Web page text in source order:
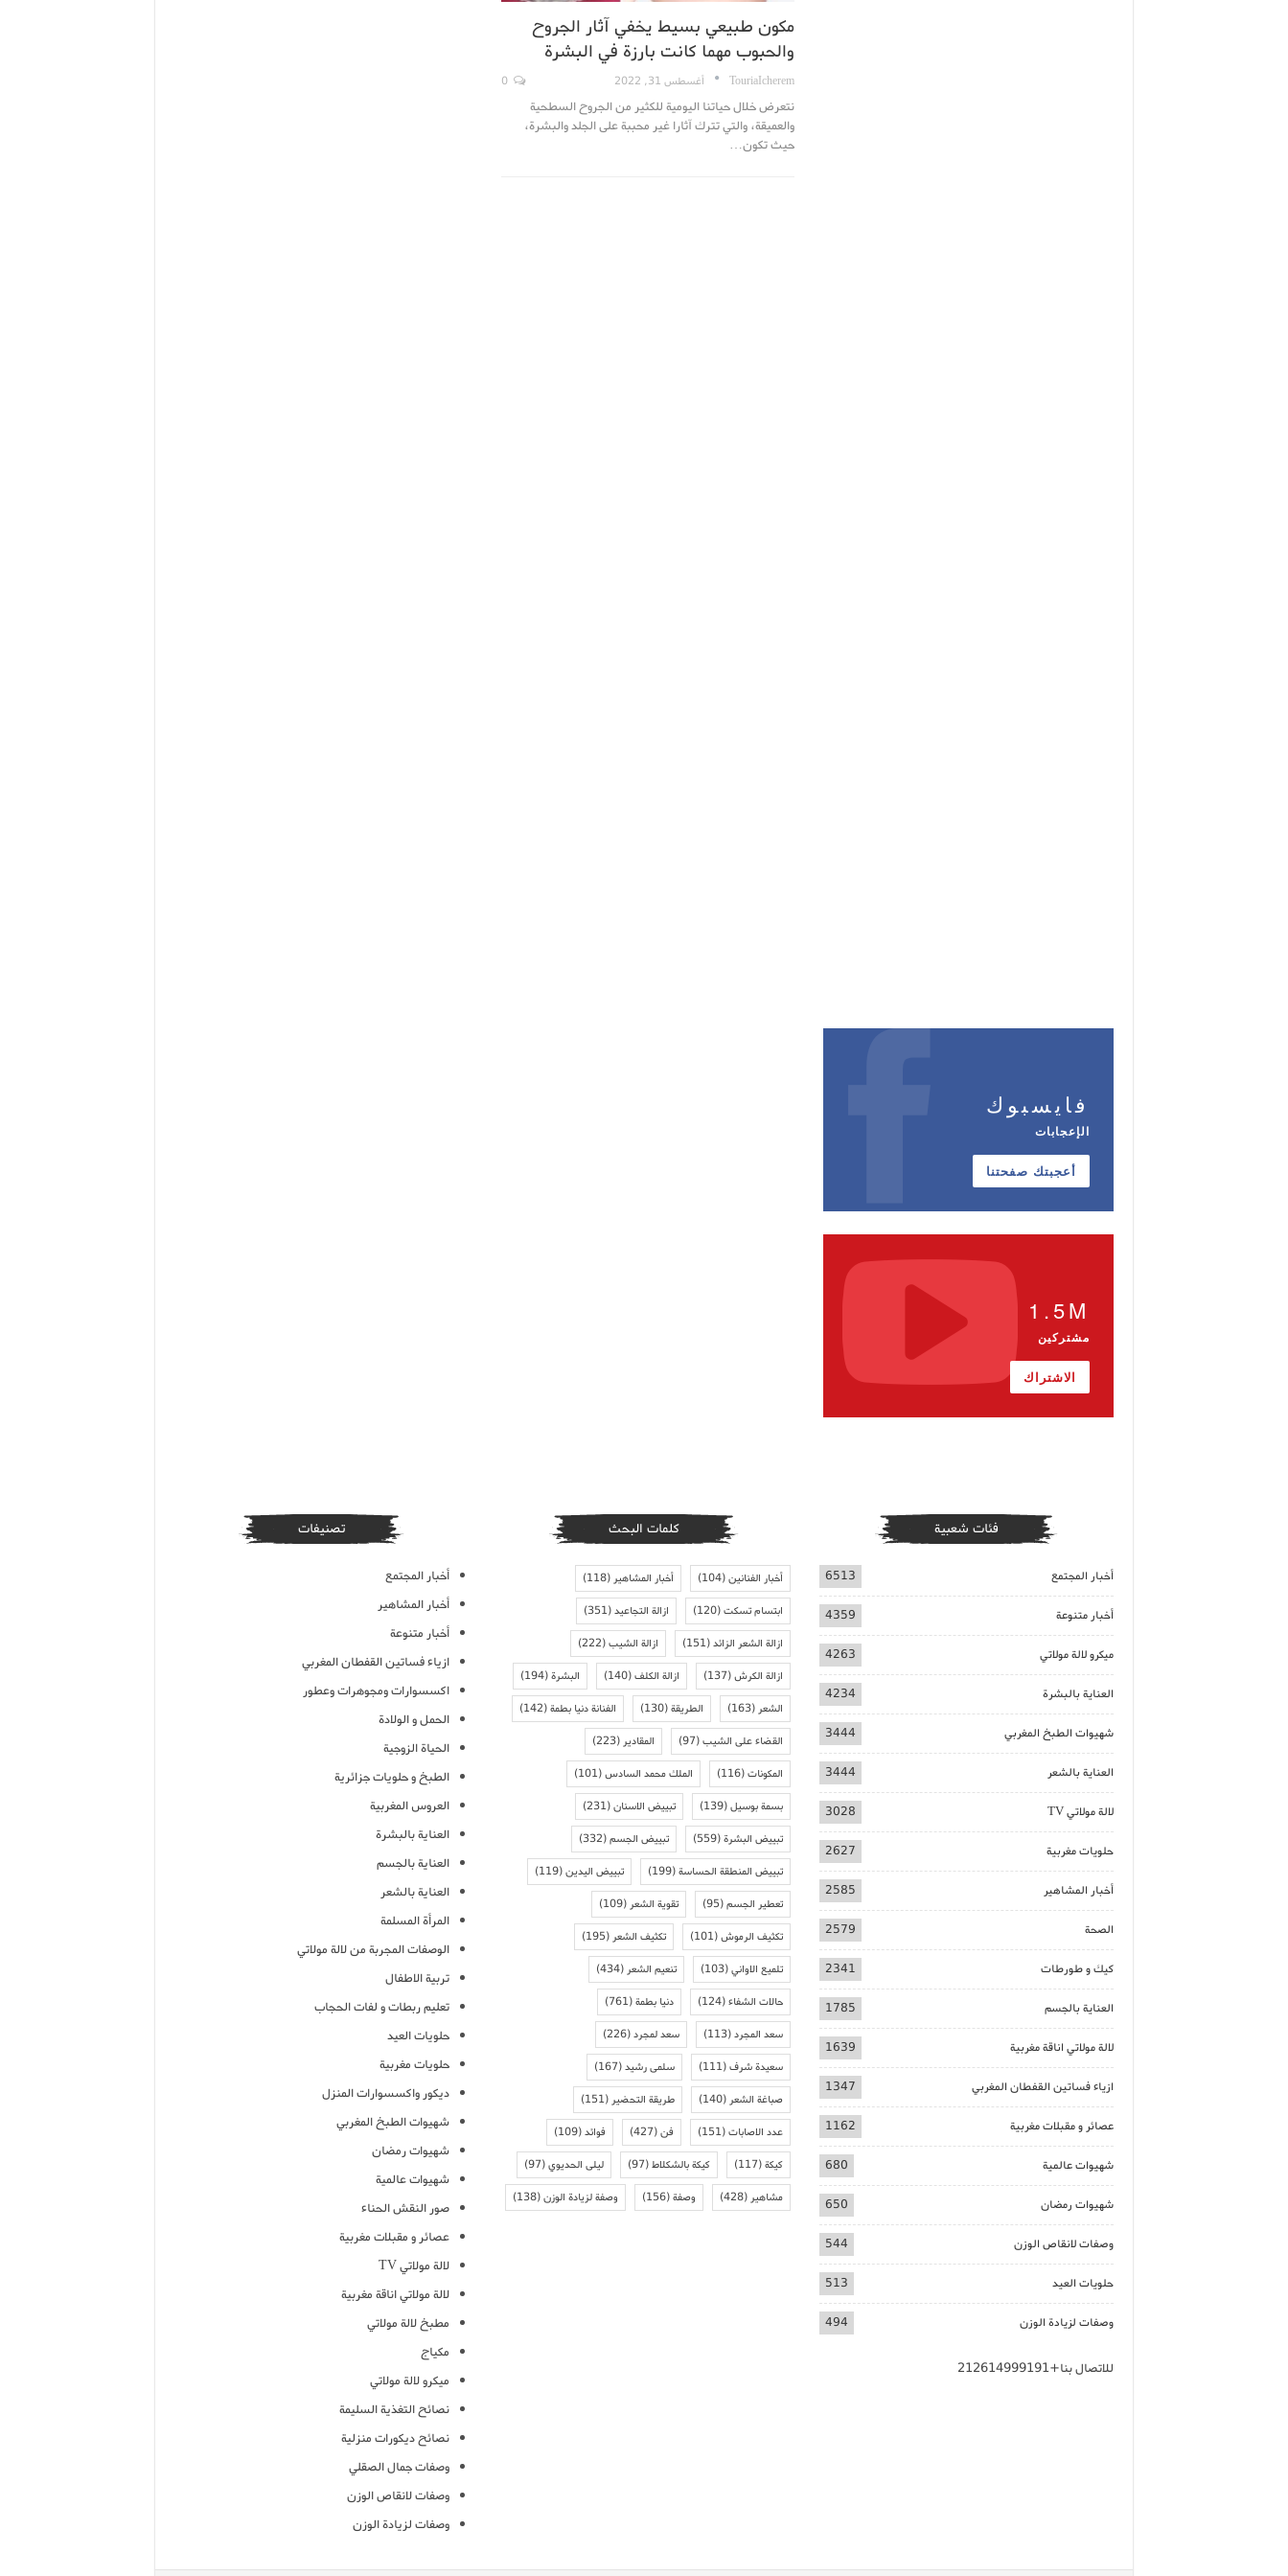
مكون طبيعي بسيط يخفي آثار الجروح
والحبوب مهما كانت بارزة في البشرة
TouriaIcherem أغسطس 31, 2022
نتعرض خلال حياتنا اليومية للكثير من الجروح السطحية
والعميقة، والتي تترك آثارا غير محببة على الجلد والبشرة،
حيث تكون…
فايسبوك
الإعجابات
أعجبتك صفحتنا
1.5M
مشتركين
الاشتراك
فئات شعبية
أخبار المجتمع 6513
أخبار متنوعة 4359
ميكرو لالة مولاتي 4263
العناية بالبشرة 4234
شهيوات الطبخ المغربي 3444
العناية بالشعر 3444
لالة مولاتي TV 3028
حلويات مغربية 2627
أخبار المشاهير 2585
الصحة 2579
كيك و طورطات 2341
العناية بالجسم 1785
لالة مولاتي اناقة مغربية 1639
ازياء فساتين القفطان المغربي 1347
عصائر و مقبلات مغربية 1162
شهيوات عالمية 680
شهيوات رمضان 650
وصفات لانقاص الوزن 544
حلويات العيد 513
وصفات لزيادة الوزن 494
للاتصال بنا+212614999191
كلمات البحث
أخبار الفنانين(104) أخبار المشاهير(118)
ابتسام تسكت(120) ازالة التجاعيد(351)
ازالة الشعر الزائد(151) ازالة الشيب(222)
ازالة الكرش(137) ازالة الكلف(140) البشرة(194)
الشعر(163) الطريقة(130) الفنانة دنيا بطمة(142)
القضاء على الشيب(97) المقادير(223)
المكونات(116) الملك محمد السادس(101)
بسمة بوسيل(139) تبييض الاسنان(231)
تبييض البشرة(559) تبييض الجسم(332)
تبييض المنطقة الحساسة(199) تبييض اليدين(119)
تعطير الجسم(95) تقوية الشعر(109)
تكثيف الرموش(101) تكثيف الشعر(195)
تلميع الاواني(103) تنعيم الشعر(434)
حالات الشفاء(124) دنيا بطمة(761)
سعد المجرد(113) سعد لمجرد(226)
سعيدة شرف(111) سلمى رشيد(167)
صباغة الشعر(140) طريقة التحضير(151)
عدد الاصابات(151) فن(427) فوائد(109)
كيكة(117) كيكة بالشكلاط(97) ليلى الحديوي(97)
مشاهير(428) وصفة(156) وصفة لزيادة الوزن(138)
تصنيفات
أخبار المجتمع
أخبار المشاهير
أخبار متنوعة
ازياء فساتين القفطان المغربي
اكسسوارات ومجوهرات وعطور
الحمل و الولادة
الحياة الزوجية
الطبخ و حلويات جزائرية
العروس المغربية
العناية بالبشرة
العناية بالجسم
العناية بالشعر
المرأة المسلمة
الوصفات المجربة من لالة مولاتي
تربية الاطفال
تعليم ربطات و لفات الحجاب
حلويات العيد
حلويات مغربية
ديكور واكسسوارات المنزل
شهيوات الطبخ المغربي
شهيوات رمضان
شهيوات عالمية
صور النقش الحناء
عصائر و مقبلات مغربية
لالة مولاتي TV
لالة مولاتي اناقة مغربية
مطبخ لالة مولاتي
مكياج
ميكرو لالة مولاتي
نصائح التغذية السليمة
نصائح ديكورات منزلية
وصفات جمال الصقلي
وصفات لانقاص الوزن
وصفات لزيادة الوزن